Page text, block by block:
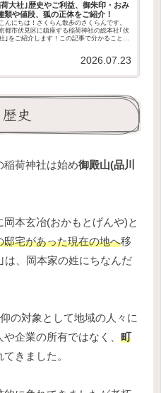
荷大社｣歴史やご利益、御朱印・おみ
類や値段、狐の正体をご紹介！
んにちは！さくらん散歩のさくらんです。
都市伏見区に鎮座する稲荷神社の総本社｢伏
｣をご紹介します！この記事で分かること伏
2026.07.23
史
稲荷神社は始め御殿山(品川
岡本玄冶(おかもとげんや)と
邸宅があった現在の地へ移
｣は、岡本家の姓にちなんだ
の対象として地域の人々に
企業の所有ではなく、 町
きました。